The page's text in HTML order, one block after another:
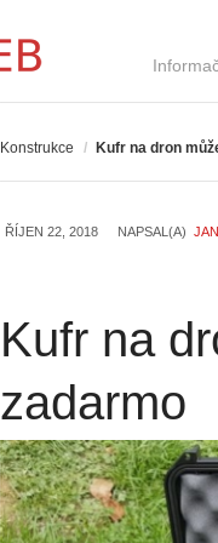
Konstrukce / Kufr na dron
ŘÍJEN 22, 2018 NAPSAL(A)
Kufr na
zadarmo